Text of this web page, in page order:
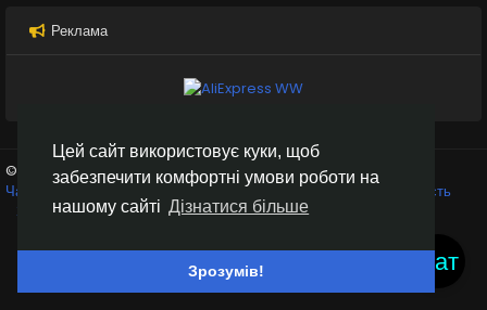
Цей сайт використовує куки, щоб
забезпечити комфортні умови роботи на
нашому сайті Дізнатися більше
Зрозумів!
Реклама
Чат
© 2026 Inter Black
Українська
Чат кімнати
Умови використання
Конфіденційність
Зв'яжіться з нами Каталог